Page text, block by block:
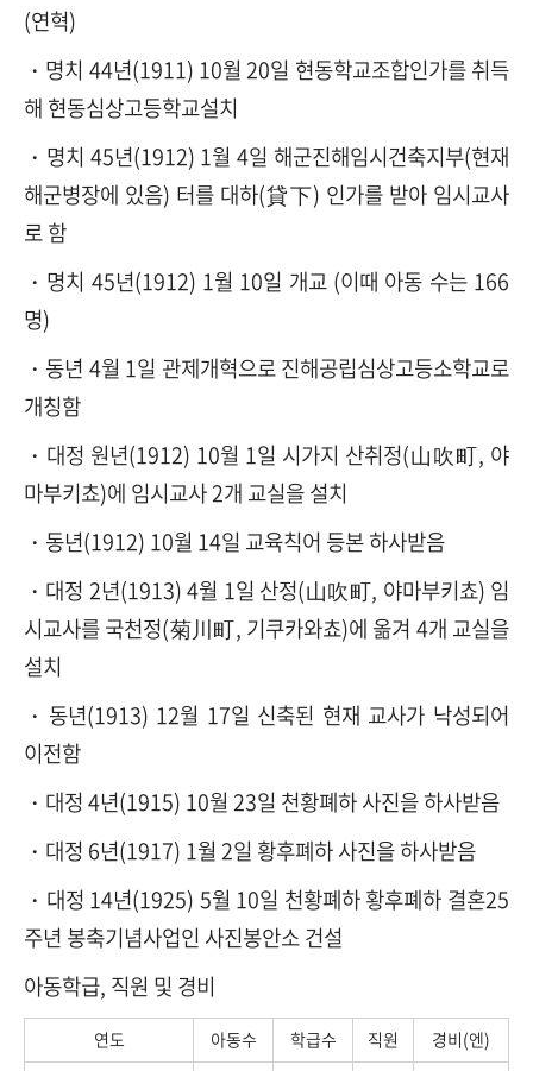
(연혁)
・명치 44년(1911) 10월 20일 현동학교조합인가를 취득
해 현동심상고등학교설치
・명치 45년(1912) 1월 4일 해군진해임시건축지부(현재
해군병장에 있음) 터를 대하(貸下) 인가를 받아 임시교사
로 함
・명치 45년(1912) 1월 10일 개교 (이때 아동 수는 166
명)
・동년 4월 1일 관제개혁으로 진해공립심상고등소학교로
개칭함
・대정 원년(1912) 10월 1일 시가지 산취정(山吹町, 야
마부키쵸)에 임시교사 2개 교실을 설치
・동년(1912) 10월 14일 교육칙어 등본 하사받음
・대정 2년(1913) 4월 1일 산정(山吹町, 야마부키쵸) 임
시교사를 국천정(菊川町, 기쿠카와쵸)에 옮겨 4개 교실을
설치
・동년(1913) 12월 17일 신축된 현재 교사가 낙성되어
이전함
・대정 4년(1915) 10월 23일 천황폐하 사진을 하사받음
・대정 6년(1917) 1월 2일 황후폐하 사진을 하사받음
・대정 14년(1925) 5월 10일 천황폐하 황후폐하 결혼25
주년 봉축기념사업인 사진봉안소 건설
아동학급, 직원 및 경비
연도 아동수 학급수 직원
경비(엔)